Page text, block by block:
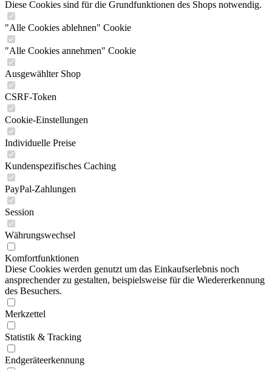
Diese Cookies sind für die Grundfunktionen des Shops notwendig.
"Alle Cookies ablehnen" Cookie
"Alle Cookies annehmen" Cookie
Ausgewählter Shop
CSRF-Token
Cookie-Einstellungen
Individuelle Preise
Kundenspezifisches Caching
PayPal-Zahlungen
Session
Währungswechsel
Komfortfunktionen
Diese Cookies werden genutzt um das Einkaufserlebnis noch
ansprechender zu gestalten, beispielsweise für die Wiedererkennung
des Besuchers.
Merkzettel
Statistik & Tracking
Endgeräteerkennung